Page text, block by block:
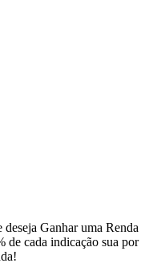
Ganhar uma Renda
de cada indicação sua por